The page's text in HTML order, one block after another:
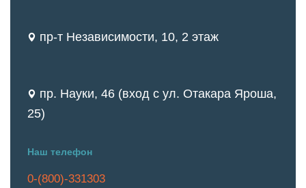
пр-т Независимости, 10, 2 этаж
пр. Науки, 46 (вход с ул. Отакара Яроша,
25)
Наш телефон
0-(800)-331303